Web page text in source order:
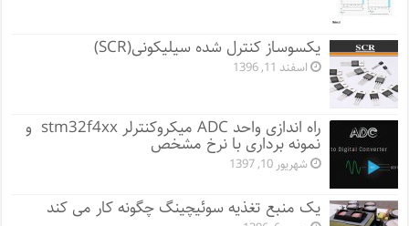
یکسوساز کنترل شده سیلیکونی(SCR)
اسفند 11, 1396
راه اندازی واحد ADC میکروکنترلر stm32f4xx و
نمونه برداری با نرخ مشخص
شهریور 10, 1397
یک منبع تغذیه سوئیچینگ چگونه کار می کند